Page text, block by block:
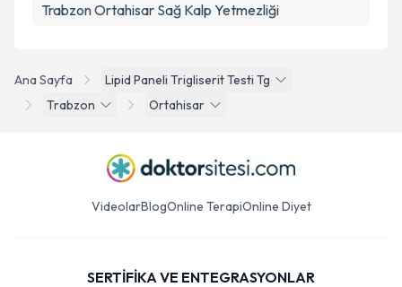
Ana Sayfa
Lipid Paneli Trigliserit Testi Tg
Trabzon
Ortahisar
Trabzon Ortahisar Sağ Kalp Yetmezliği
VideolarBlogOnline TerapiOnline Diyet
SERTİFİKA VE ENTEGRASYONLAR